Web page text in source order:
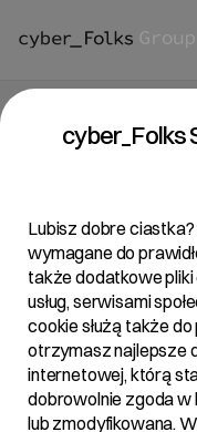
Raport
Temat:
Zawarcie umowy
Podstawa prawna:
cyber_Folks
Lubisz dobre
wymagane do
także dodatkowe
usług, serwisami
cookie służą także
otrzymasz najlepsze
internetowej, którą
dobrowolnie zgoda
lub zmodyfikowana.